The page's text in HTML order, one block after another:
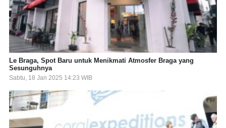
Le Braga, Spot Baru untuk Menikmati Atmosfer Braga yang
Sesunguhnya
Sabtu, 18 Jan 2025 14:23 WIB